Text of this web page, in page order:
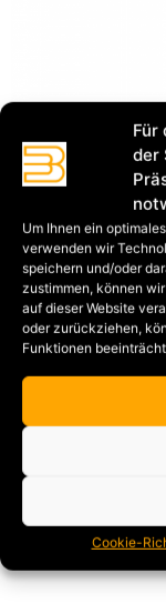
Für
der
Um Ihnen ein
verwenden wir
speichern und/oder
zustimmen, können
auf dieser Website
oder zurückziehen,
Funktionen
Cookie-